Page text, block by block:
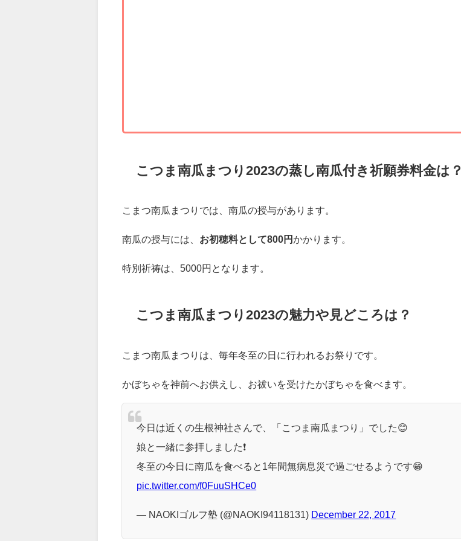
こつま南瓜まつり2023の蒸し南瓜付き祈願券料金は？
こまつ南瓜まつりでは、南瓜の授与があります。
南瓜の授与には、 お初穂料として800円かかります。
特別祈祷は、5000円となります。
こつま南瓜まつり2023の魅力や見どころは？
こまつ南瓜まつりは、毎年冬至の日に行われるお祭りです。
かぼちゃを神前へお供えし、お祓いを受けたかぼちゃを食べます。
今日は近くの生根神社さんで、「こつま南瓜まつり」でした😊
娘と一緒に参拝しました❗️
冬至の今日に南瓜を食べると1年間無病息災で過ごせるようです😁
pic.twitter.com/f0FuuSHCe0
— NAOKIゴルフ塾 (@NAOKI94118131) December 22, 2017